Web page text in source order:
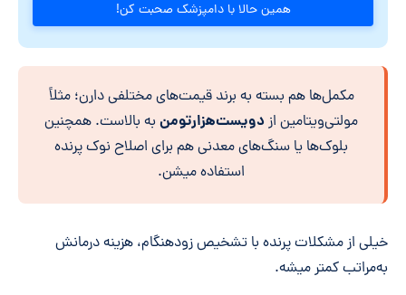
همین حالا با دامپزشک صحبت کن!
مکمل‌ها هم بسته به برند قیمت‌های مختلفی دارن؛ مثلاً
مولتی‌ویتامین از دویست‌هزارتومن به بالاست. همچنین
بلوک‌ها یا سنگ‌های معدنی هم برای اصلاح نوک پرنده
استفاده میشن.
خیلی از مشکلات پرنده با تشخیص زودهنگام، هزینه درمانش
به‌مراتب کمتر میشه.